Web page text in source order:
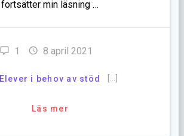
fortsätter min läsning …
1 8 april 2021
Elever i behov av stöd
Läs mer